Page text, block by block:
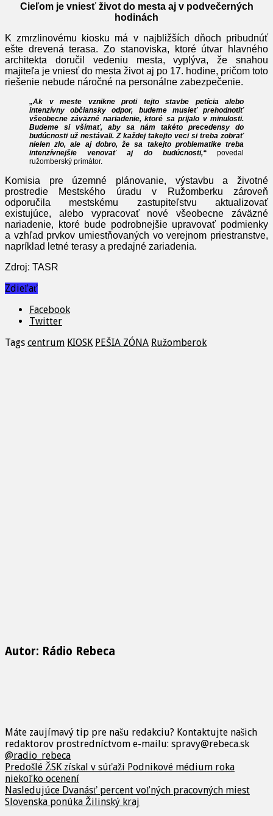
Cieľom je vniesť život do mesta aj v podvečerných
hodinách
K zmrzlinovému kiosku má v najbližších dňoch pribudnúť
ešte drevená terasa. Zo stanoviska, ktoré útvar hlavného
architekta doručil vedeniu mesta, vyplýva, že snahou
majiteľa je vniesť do mesta život aj po 17. hodine, pričom toto
riešenie nebude náročné na personálne zabezpečenie.
„Ak v meste vznikne proti tejto stavbe petícia alebo
intenzívny občiansky odpor, budeme musieť prehodnotiť
všeobecne záväzné nariadenie, ktoré sa prijalo v minulosti.
Budeme si všímať, aby sa nám takéto precedensy do
budúcnosti už nestávali. Z každej takejto veci si treba zobrať
nielen zlo, ale aj dobro, že sa takejto problematike treba
intenzívnejšie venovať aj do budúcnosti,“
povedal
ružomberský primátor.
Komisia pre územné plánovanie, výstavbu a životné
prostredie Mestského úradu v Ružomberku zároveň
odporučila mestskému zastupiteľstvu aktualizovať
existujúce, alebo vypracovať nové všeobecne záväzné
nariadenie, ktoré bude podrobnejšie upravovať podmienky
a vzhľad prvkov umiestňovaných vo verejnom priestranstve,
napríklad letné terasy a predajné zariadenia.
Zdroj: TASR
Zdieľať
Facebook
Twitter
Tags centrum KIOSK PEŠIA ZÓNA Ružomberok
Autor: Rádio Rebeca
Máte zaujímavý tip pre našu redakciu? Kontaktujte našich
redaktorov prostredníctvom e-mailu: spravy@rebeca.sk
@radio_rebeca
Predošlé ŽSK získal v súťaži Podnikové médium roka
niekoľko ocenení
Nasledujúce Dvanásť percent voľných pracovných miest
Slovenska ponúka Žilinský kraj